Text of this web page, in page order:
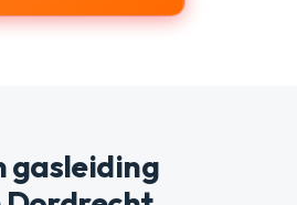
gasleiding